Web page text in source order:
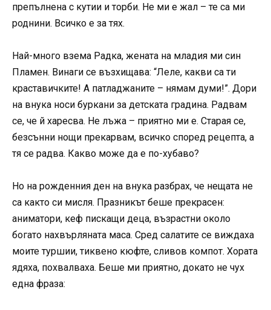
препълнена с кутии и торби. Не ми е жал – те са ми
роднини. Всичко е за тях.
Най-много взема Радка, жената на младия ми син
Пламен. Винаги се възхищава: “Леле, какви са ти
краставичките! А патладжаните – нямам думи!”. Дори
на внука носи буркани за детската градина. Радвам
се, че й харесва. Не лъжа – приятно ми е. Старая се,
безсънни нощи прекарвам, всичко според рецепта, а
тя се радва. Какво може да е по-хубаво?
Но на рожденния ден на внука разбрах, че нещата не
са както си мисля. Празникът беше прекрасен:
аниматори, кеф пискащи деца, възрастни около
богато нахвърляната маса. Сред салатите се виждаха
моите туршии, тиквено кюфте, сливов компот. Хората
ядяха, похвалваха. Беше ми приятно, докато не чух
една фраза: